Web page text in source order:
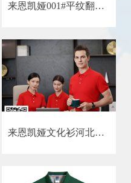
来恩凯娅001#平纹翻领山东广告衫厂来恩凯娅
来恩凯娅文化衫河北广告衫批发厂家来恩凯娅服装厂